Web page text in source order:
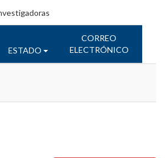
ESTADO
CORREO
ELECTRÓNICO